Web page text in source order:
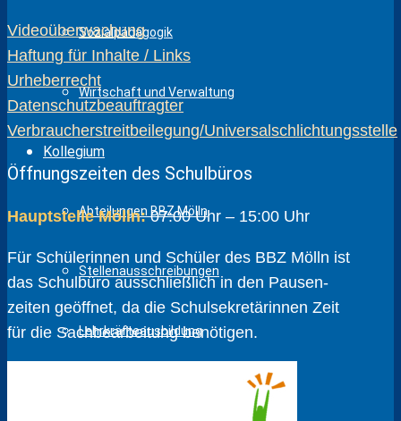
Sozialpädagogik
Wirtschaft und Verwaltung
Kollegium
Abteilungen BBZ Mölln
Stellenausschreibungen
Lehrkräfteausbildung
Videoüberwachung
Haftung für Inhalte / Links
Urheberrecht
Datenschutzbeauftragter
Verbraucherstreitbeilegung/Universalschlichtungsstelle
Öffnungszeiten des Schulbüros
Hauptstelle Mölln:07:00 Uhr – 15:00 Uhr
Für Schülerinnen und Schüler des BBZ Mölln ist
das Schulbüro ausschließlich in den Pausen­
zeiten geöffnet, da die Schul­sekretärinnen Zeit
für die Sach­bear­beitung benötigen.